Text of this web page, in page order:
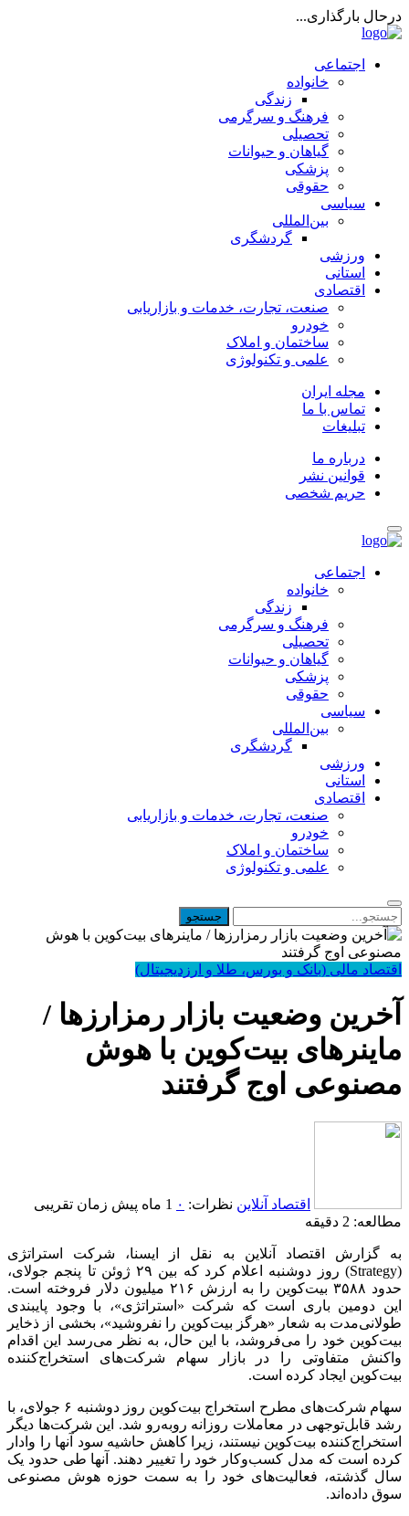
درحال بارگذاری...
اجتماعی
خانواده
زندگی
فرهنگ و سرگرمی
تحصیلی
گیاهان و حیوانات
پزشکی
حقوقی
سیاسی
بین‌المللی
گردشگری
ورزشی
استانی
اقتصادی
صنعت، تجارت، خدمات و بازاریابی
خودرو
ساختمان و املاک
علمی و تکنولوژی
مجله ایران
تماس با ما
تبلیغات
درباره ما
قوانین نشر
حریم شخصی
اجتماعی
خانواده
زندگی
فرهنگ و سرگرمی
تحصیلی
گیاهان و حیوانات
پزشکی
حقوقی
سیاسی
بین‌المللی
گردشگری
ورزشی
استانی
اقتصادی
صنعت، تجارت، خدمات و بازاریابی
خودرو
ساختمان و املاک
علمی و تکنولوژی
اقتصاد مالی (بانک و بورس، طلا و ارزدیجیتال)
آخرین وضعیت بازار رمزارزها /
ماینرهای بیت‌کوین با هوش
مصنوعی اوج گرفتند
اقتصاد آنلاین نظرات: ۰ 1 ماه پیش
زمان تقریبی
مطالعه: 2 دقیقه
به گزارش اقتصاد آنلاین به نقل از ایسنا، شرکت استراتژی
(Strategy) روز دوشنبه اعلام کرد که بین ۲۹ ژوئن تا پنجم جولای،
حدود ۳۵۸۸ بیت‌کوین را به ارزش ۲۱۶ میلیون دلار فروخته است.
این دومین باری است که شرکت «استراتژی»، با وجود پایبندی
طولانی‌مدت به شعار «هرگز بیت‌کوین را نفروشید»، بخشی از ذخایر
بیت‌کوین خود را می‌فروشد، با این حال، به نظر می‌رسد این اقدام
واکنش متفاوتی را در بازار سهام شرکت‌های استخراج‌کننده
بیت‌کوین ایجاد کرده است.
سهام شرکت‌های مطرح استخراج بیت‌کوین روز دوشنبه ۶ جولای، با
رشد قابل‌توجهی در معاملات روزانه روبه‌رو شد. این شرکت‌ها دیگر
استخراج‌کننده بیت‌کوین نیستند، زیرا کاهش حاشیه سود آنها را وادار
کرده است که مدل کسب‌وکار خود را تغییر دهند. آنها طی حدود یک
سال گذشته، فعالیت‌های خود را به سمت حوزه هوش مصنوعی
سوق داده‌اند.